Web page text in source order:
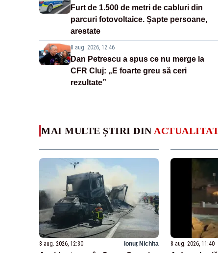
Furt de 1.500 de metri de cabluri din
parcuri fotovoltaice. Șapte persoane,
arestate
8 aug. 2026, 12:46
Dan Petrescu a spus ce nu merge la
CFR Cluj: „E foarte greu să ceri
rezultate”
MAI MULTE ȘTIRI DIN
8 aug. 2026, 12:30 Ionuț Nichita 8 aug. 2026, 11:40